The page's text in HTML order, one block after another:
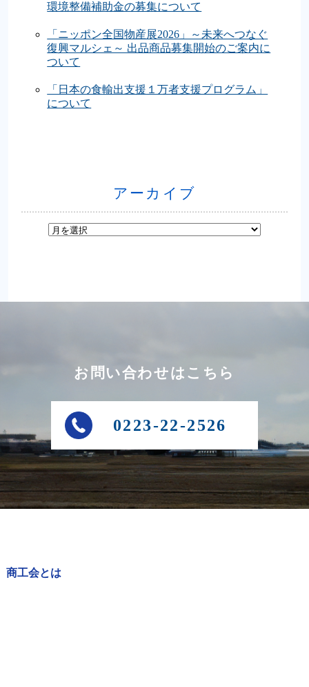
環境整備補助金の募集について
「ニッポン全国物産展2026」～未来へつなぐ
復興マルシェ～ 出品商品募集開始のご案内に
ついて
「日本の食輸出支援１万者支援プログラム」
について
アーカイブ
お問い合わせはこちら
0223-22-2526
商工会とは